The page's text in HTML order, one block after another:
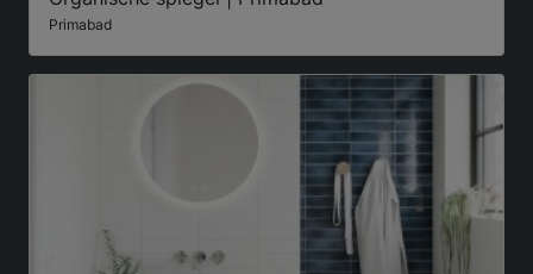
Primabad